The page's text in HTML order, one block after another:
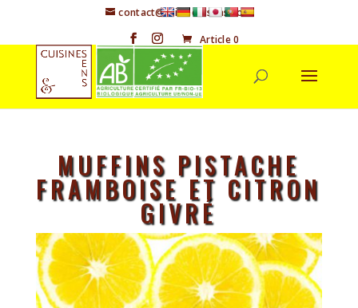
contact@cuisineetsens.com
Article 0
MUFFINS PISTACHE
FRAMBOISE ET CITRON
GIVRÉ